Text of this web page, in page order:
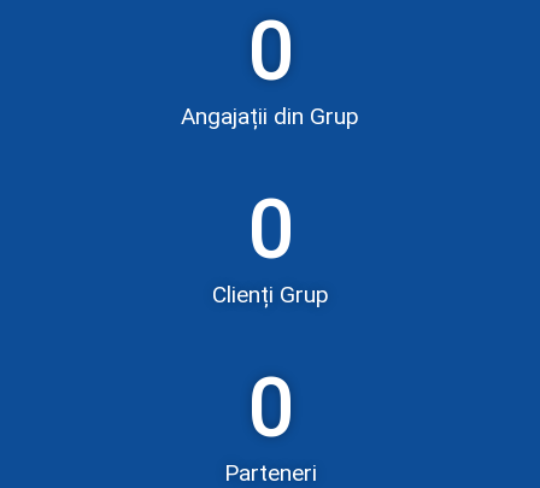
Angajații din Grup
0
Clienți Grup
0
Parteneri
0